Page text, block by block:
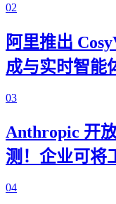
02
阿里推出
成与实时智能
03
Anthropic 开
测！企业可将
04